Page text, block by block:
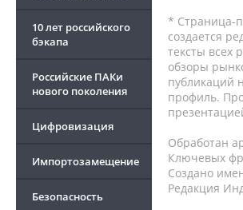
10 лет российского
бэкапа
Российские ПАКи
нового поколения
Цифровизация
Импортозамещение
Безопасность
* Страница-
создается
тексты всех
обзоры
публикаций
профиль.
Обработан
Ключевых
Создано
Редакция